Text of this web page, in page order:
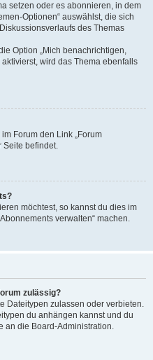
setzen oder es abonnieren, in dem
Optionen“ auswählst, die sich
des Themas
Option „Mich benachrichtigen,
wird das Thema ebenfalls
Forum den Link „Forum
Seite befindet.
möchtest, so kannst du dies im
verwalten“ machen.
zulässig?
Dateitypen zulassen oder verbieten.
du anhängen kannst und du
an die Board-Administration.